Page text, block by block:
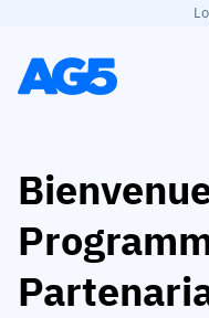
Matrice de
Matrice de
Par secteur
Automobile
Apprendre